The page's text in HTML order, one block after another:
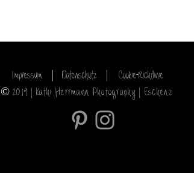
Impressum Datenschutz Cookie-Richtlinie
©2019 | Kathi Herrmann Photography | Eschenz